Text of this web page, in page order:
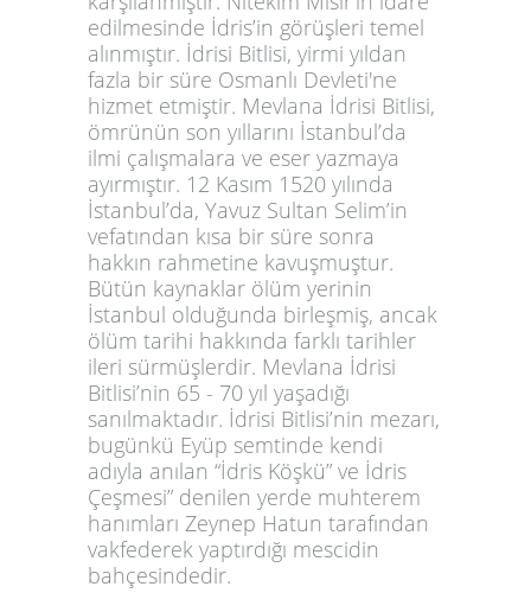
edilmesinde İdris’in görüşleri temel
alınmıştır. İdrisi Bitlisi, yirmi yıldan
fazla bir süre Osmanlı Devleti'ne
hizmet etmiştir. Mevlana İdrisi Bitlisi,
ömrünün son yıllarını İstanbul’da
ilmi çalışmalara ve eser yazmaya
ayırmıştır. 12 Kasım 1520 yılında
İstanbul’da, Yavuz Sultan Selim’in
vefatından kısa bir süre sonra
hakkın rahmetine kavuşmuştur.
Bütün kaynaklar ölüm yerinin
İstanbul olduğunda birleşmiş, ancak
ölüm tarihi hakkında farklı tarihler
ileri sürmüşlerdir. Mevlana İdrisi
Bitlisi’nin 65 - 70 yıl yaşadığı
sanılmaktadır. İdrisi Bitlisi’nin mezarı,
bugünkü Eyüp semtinde kendi
adıyla anılan “İdris Köşkü” ve İdris
Çeşmesi” denilen yerde muhterem
hanımları Zeynep Hatun tarafından
vakfederek yaptırdığı mescidin
bahçesindedir.